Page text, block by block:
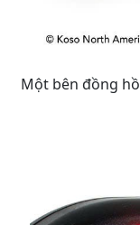
Một bên đồng